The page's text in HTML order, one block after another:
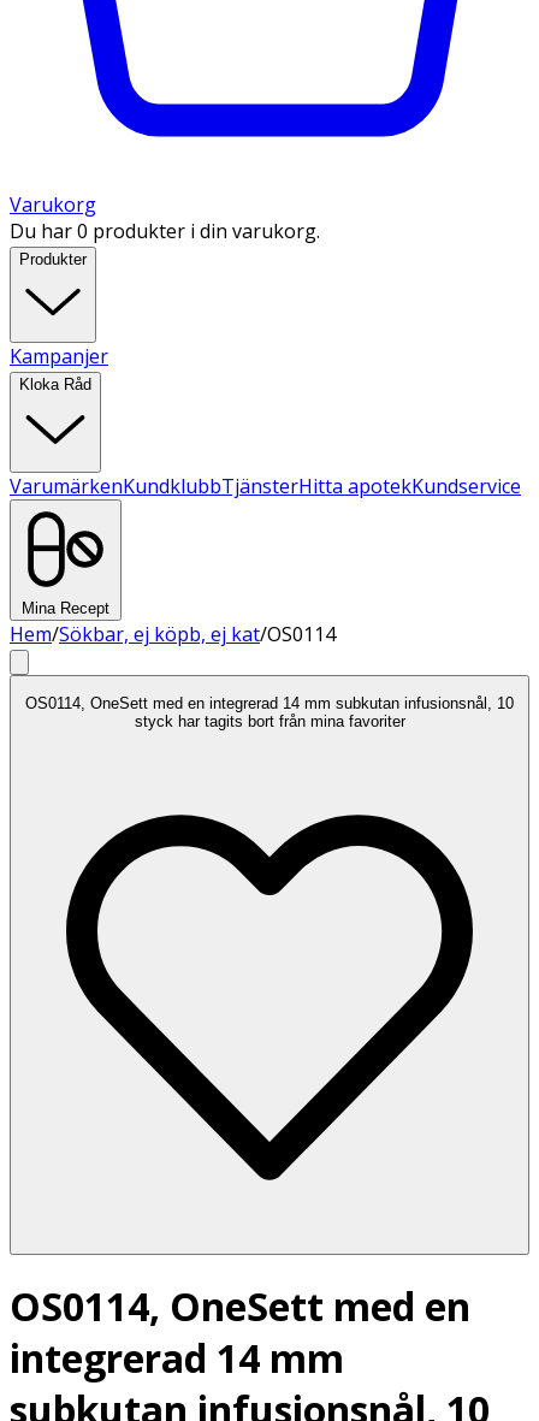
Varukorg
Du har 0 produkter i din varukorg.
Produkter
Kampanjer
Kloka Råd
VarumärkenKundklubbTjänsterHitta apotekKundservice
Mina Recept
Hem/Sökbar, ej köpb, ej kat/OS0114
OS0114, OneSett med en integrerad 14 mm subkutan infusionsnål, 10
styck har tagits bort från mina favoriter
OS0114, OneSett med en
integrerad 14 mm
subkutan infusionsnål, 10